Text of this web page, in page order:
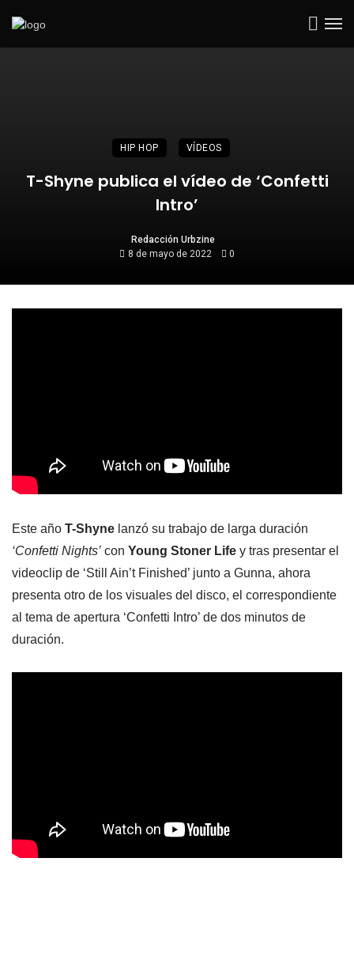
HIP HOP VÍDEOS
T-Shyne publica el vídeo de ‘Confetti
Intro’
Redacción Urbzine
8 de mayo de 2022
0
Este año T-Shyne lanzó su trabajo de larga duración
‘Confetti Nights’ con Young Stoner Life y tras presentar el
videoclip de ‘Still Ain’t Finished’ junto a Gunna, ahora
presenta otro de los visuales del disco, el correspondiente
al tema de apertura ‘Confetti Intro’ de dos minutos de
duración.